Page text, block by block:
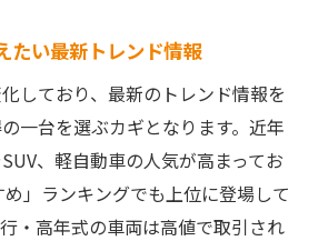
たい最新トレンド情報
しており、最新のトレンド情報を
一台を選ぶカギとなります。近年
、軽自動車の人気が高まってお
」ランキングでも上位に登場して
・高年式の車両は高値で取引され